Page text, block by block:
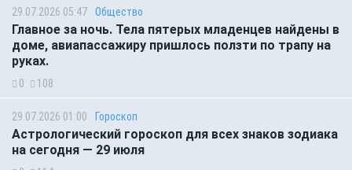
29.07.2026 05:47 Общество
Главное за ночь. Тела пятерых младенцев найдены в
доме, авиапассажиру пришлось ползти по трапу на
руках.
0 108
29.07.2026 01:00 Гороскоп
Астрологический гороскоп для всех знаков зодиака
на сегодня — 29 июля